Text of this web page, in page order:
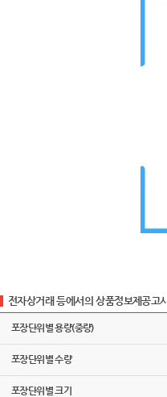
전자상거래 등에서의 상품정보제공고시
포장단위별 용량(중량)
포장단위별 수량
포장단위별 크기